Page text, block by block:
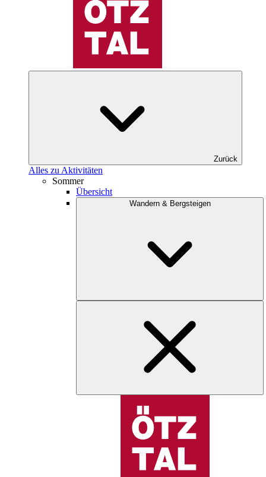
Zurück
Alles zu Aktivitäten
Sommer
Übersicht
Wandern & Bergsteigen